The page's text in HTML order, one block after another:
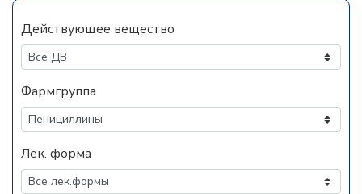
Действующее вещество
Фармгруппа
Лек. форма